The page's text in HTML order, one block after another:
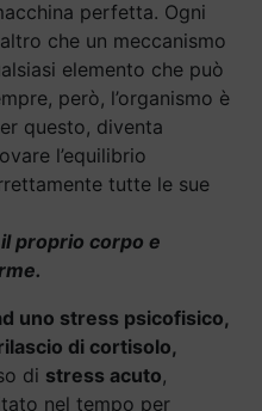
perfetta. Ogni
che un meccanismo
elemento che può
però, l’organismo è
questo, diventa
l’equilibrio
tutte le sue
il proprio corpo e
uno stress psicofisico,
di cortisolo,
di stress acuto,
nel tempo per